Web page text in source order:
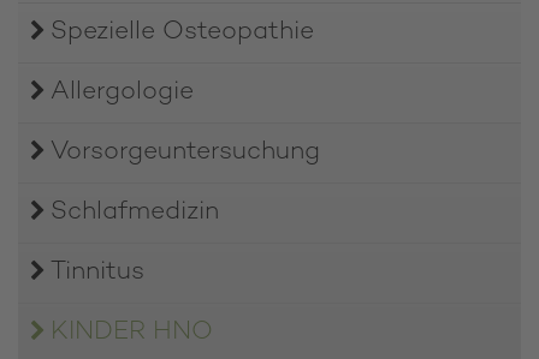
Spezielle Osteopathie
Allergologie
Vorsorge­untersuchung
Schlafmedizin
Tinnitus
KINDER HNO